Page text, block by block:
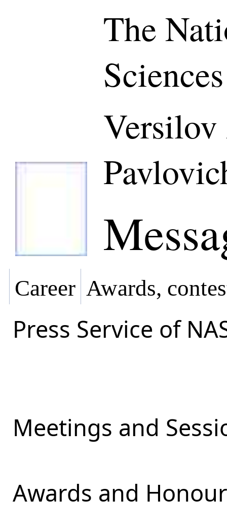
The
Career Awards,
Press Service of
Meetings and
Awards and